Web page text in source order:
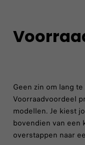
Geen zin om lang
Voorraadvoordeel
modellen. Je kiest
bovendien van een
overstappen naar